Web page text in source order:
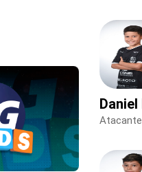
Atacante